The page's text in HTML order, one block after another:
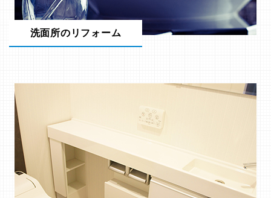
洗面所のリフォーム